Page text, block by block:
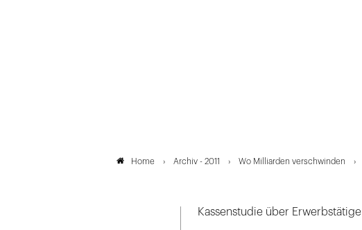
Home Archiv - 2011 Wo Milliarden verschwinden
Kassenstudie über Erwerbstätige